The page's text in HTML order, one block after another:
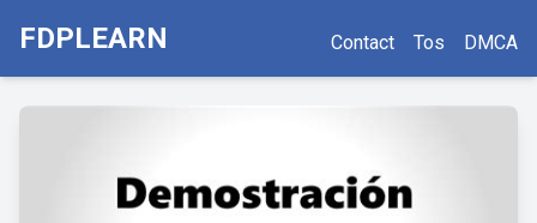
FDPLEARN Contact Tos DMCA